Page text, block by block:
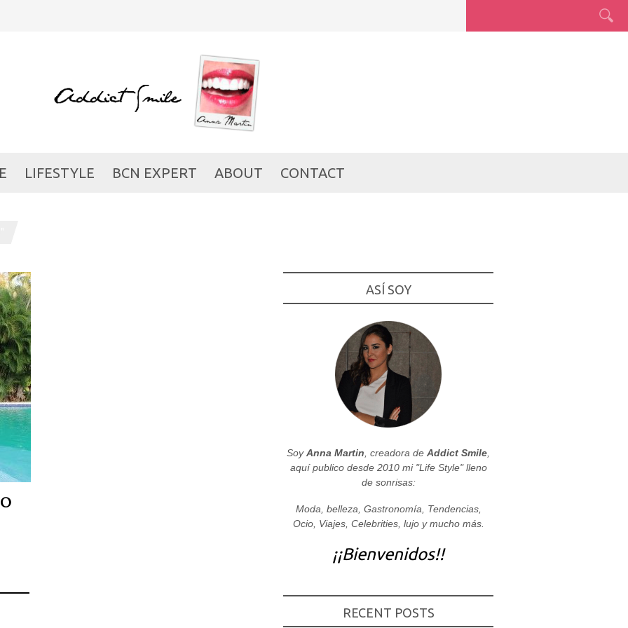
LIFESTYLE BCN EXPERT ABOUT CONTACT
ASÍ SOY
SoyAnna Martin , creadora de Addict Smile
aquí publico desde 2010 mi "Life Style" lleno
de sonrisas:
Moda, belleza, Gastronomía, Tendencias,
Ocio, Viajes, Celebrities, lujo y mucho más.
¡¡Bienvenidos!!
RECENT POSTS